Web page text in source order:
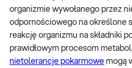
organizmie wywołanego przez
odpornościowego na określone
reakcję organizmu na składniki
prawidłowym procesom
nietolerancje pokarmowe mogą